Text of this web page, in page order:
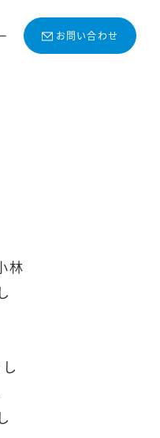
お問い合わせ
林